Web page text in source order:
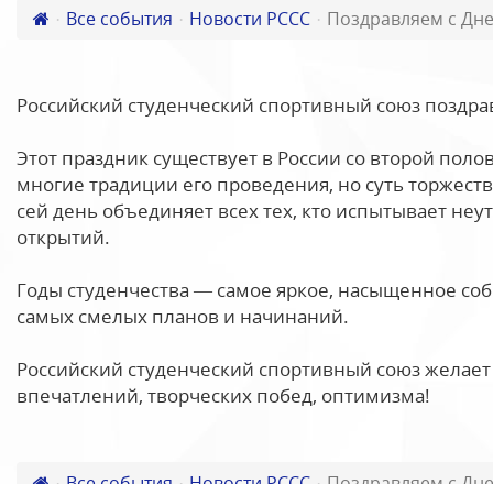
Все события Новости РССС Поздравляем с
Российский студенческий спортивный союз
Этот праздник существует в России со второй
многие традиции его проведения, но суть
сей день объединяет всех тех, кто испытывает
открытий.
Годы студенчества — самое яркое, насыщенное
самых смелых планов и начинаний.
Российский студенческий спортивный союз
впечатлений, творческих побед, оптимизма!